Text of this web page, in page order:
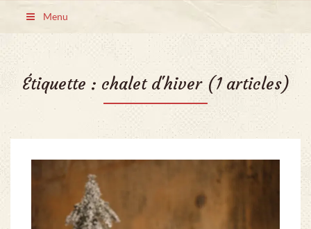
Menu
Étiquette : chalet d'hiver(1 articles)